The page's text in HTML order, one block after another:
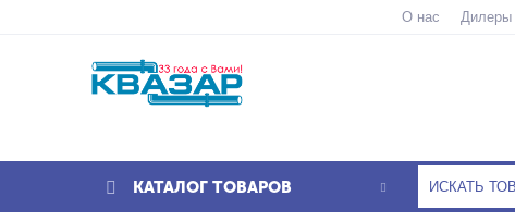
О нас Дилеры
КАТАЛОГ ТОВАРОВ